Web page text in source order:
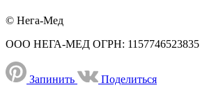
© Нега-Мед
ООО НЕГА-МЕД ОГРН: 1157746523835
Запинить Поделиться